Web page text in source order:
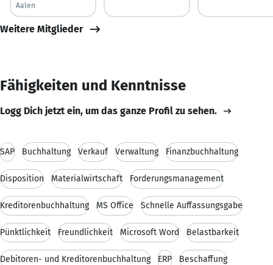
Aalen
Weitere Mitglieder
Fähigkeiten und Kenntnisse
Logg Dich jetzt ein, um das ganze Profil zu sehen.
SAP Buchhaltung Verkauf Verwaltung Finanzbuchhaltung
Disposition Materialwirtschaft Forderungsmanagement
Kreditorenbuchhaltung MS Office Schnelle Auffassungsgabe
Pünktlichkeit Freundlichkeit Microsoft Word Belastbarkeit
Debitoren- und Kreditorenbuchhaltung ERP Beschaffung